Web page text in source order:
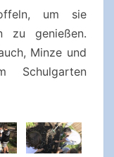
um sie
zu genießen.
Minze und
Schulgarten